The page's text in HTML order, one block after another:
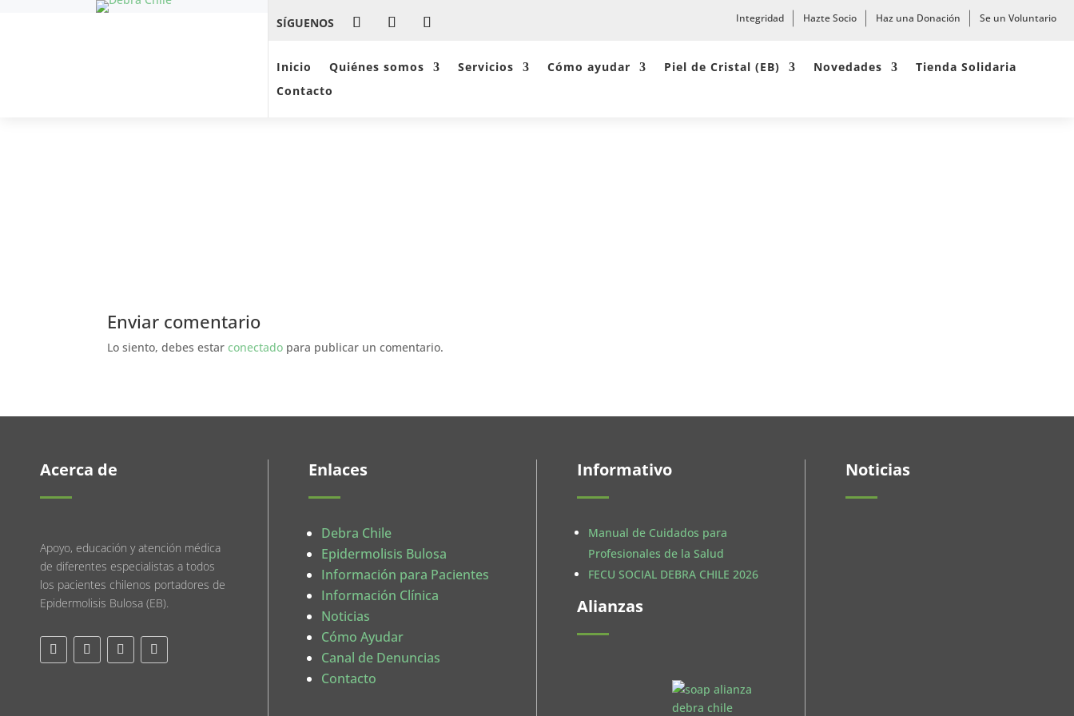
SÍGUENOS Integridad Hazte Socio Haz una Donación Se un Voluntario
Inicio Quiénes somos Servicios Cómo ayudar Piel de Cristal (EB) Novedades
Tienda Solidaria
Contacto
|Boletines|
Enviar comentario
Lo siento, debes estarconectado para publicar un comentario.
Acerca de
Apoyo, educación y atención médica
de diferentes especialistas a todos
los pacientes chilenos portadores de
Epidermolisis Bulosa (EB).
Enlaces
Debra Chile
Epidermolisis Bulosa
Información para Pacientes
Información Clínica
Noticias
Cómo Ayudar
Canal de Denuncias
Contacto
Informativo
Manual de Cuidados para
Profesionales de la Salud
FECU SOCIAL DEBRA CHILE 2026
Alianzas
Noticias